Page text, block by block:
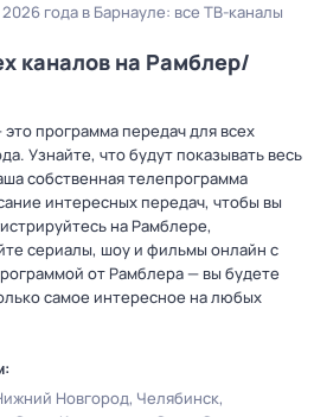
года в Барнауле: все ТВ-каналы
каналов на Рамблер/
программа передач для всех
Узнайте, что будут показывать весь
собственная телепрограмма
интересных передач, чтобы вы
на Рамблере,
сериалы, шоу и фильмы онлайн с
от Рамблера — вы будете
самое интересное на любых
Новгород Челябинск